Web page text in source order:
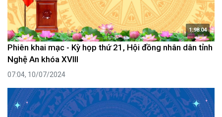
1:98:04
Phiên khai mạc - Kỳ họp thứ 21, Hội đồng nhân dân tỉnh
Nghệ An khóa XVIII
07:04, 10/07/2024